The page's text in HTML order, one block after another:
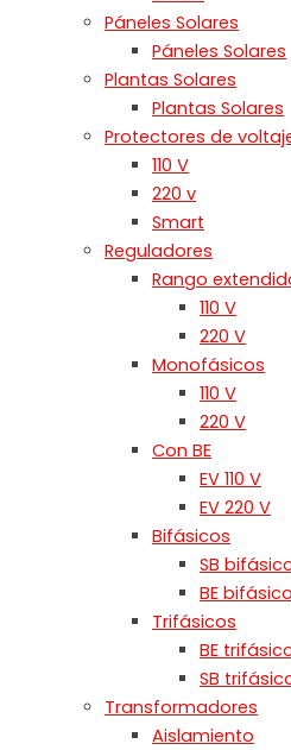
Páneles Solares
Páneles Solares
Plantas Solares
Plantas Solares
Protectores de
110 V
220 v
Smart
Reguladores
Rango
110 V
220 V
Monofásicos
110 V
220 V
Con BE
EV 110 V
EV 220 V
Bifásicos
SB
BE bifásico
Trifásicos
BE
SB
Transformadores
Aislamiento